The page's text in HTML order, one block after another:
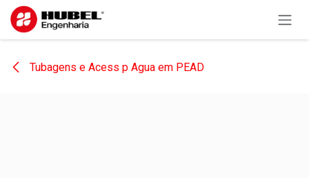
Pular para o conteúdo
Tubagens e Acess p Agua em PEAD